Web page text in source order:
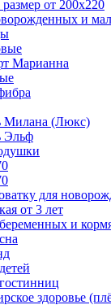
от 200х220
и
Марианна
Милана (Люкс)
Эльф
для
от 3 лет
и
здоровье